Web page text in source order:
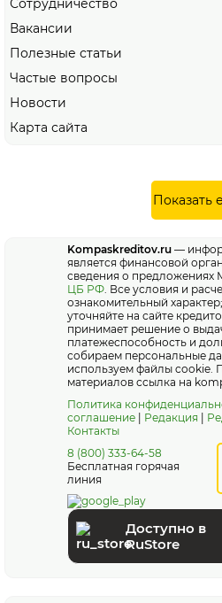
Сотрудничество
Вакансии
Полезные статьи
Частые вопросы
Новости
Карта сайта
Показать
Kompaskreditov.ru —
является финансовой
сведения о
ЦБ РФ. Все условия и
ознакомительный
уточняйте на сайте
принимает решение о
платежеспособность и
собираем персональные
используем файлы cookie.
материалов ссылка на
Политика
соглашение
Редакция
Контакты
8 (800) 333-64-58
Бесплатная горячая
линия
Доступно в
RuStore